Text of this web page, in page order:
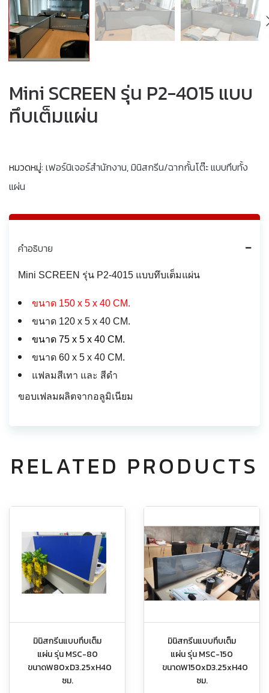
Mini SCREEN รุ่น P2-4015 แบบ
ทึบเต็มแผ่น
หมวดหมู่: เฟอร์นิเจอร์สำนักงาน,มินิสกรีน/ฉากกั้นโต๊ะ แบบทึบทั้ง
แผ่น
คำอธิบาย
Mini SCREEN รุ่น P2-4015 แบบทึบเต็มแผ่น
ขนาด 150 x 5 x 40 CM.
ขนาด 120 x 5 x 40 CM.
ขนาด 75 x 5 x 40 CM.
ขนาด 60 x 5 x 40 CM.
แฟลมสีเทา และ สีดำ
ขอบเฟลมผลิตจากอลูมิเนียม
RELATED PRODUCTS
มินิสกรีนแบบทึบเต็ม
แผ่น รุ่น MSC-80
ขนาดW80xD3.25xH40
ซม.
มินิสกรีนแบบทึบเต็ม
แผ่น รุ่น MSC-150
ขนาดW150xD3.25xH40
ซม.